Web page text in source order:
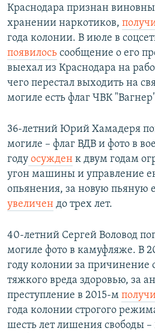
Краснодара признан
хранении наркотиков,
года колонии. В июле в
появилось сообщение о его
выехал из Краснодара на
чего перестал выходить на
могиле есть флаг ЧВК
36-летний Юрий Хамадеря
могиле – флаг ВДВ и фото в
году осужден к двум годам
угон машины и управление
опьянения, за новую пьяную
увеличен до трех лет.
40-летний Сергей Воловод
могиле фото в камуфляже. В
году колонии за причинение
тяжкого вреда здоровью, за
преступление в 2015-м
года колонии строгого
шесть лет лишения свободы –